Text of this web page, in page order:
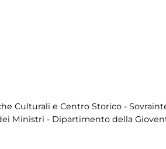
Culturali e Centro Storico -
Ministri - Dipartimento della